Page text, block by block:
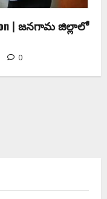
| జనగామ జిల్లాలో
0